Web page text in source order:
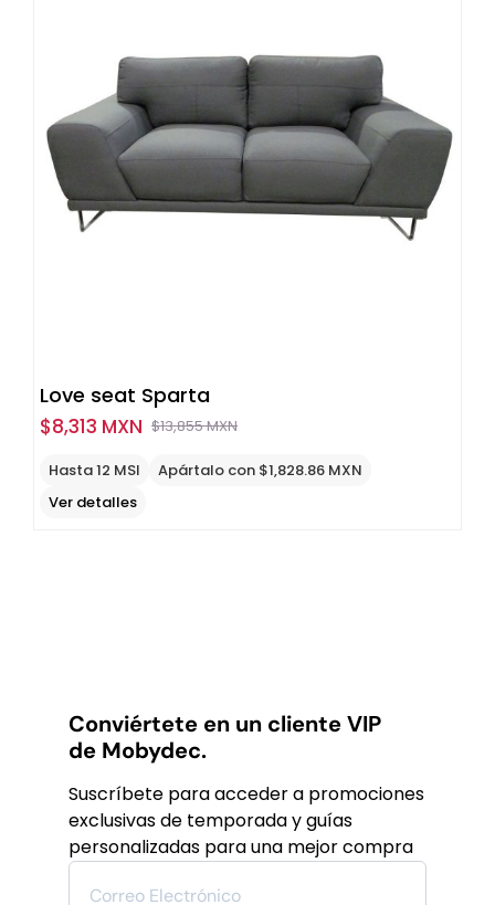
Love seat Sparta
$13,855 MXNOriginal
price
$8,313 MXN
Current
price
Hasta 12 MSI
Apártalo con $1,828.86 MXN
Ver detalles
Conviértete en un cliente VIP
de Mobydec.
Suscríbete para acceder a promociones
exclusivas de temporada y guías
personalizadas para una mejor compra